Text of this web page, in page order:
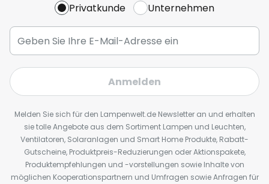
Privatkunde Unternehmen
Anmelden
Melden Sie sich für den Lampenwelt.de Newsletter an und erhalten
sie tolle Angebote aus dem Sortiment Lampen und Leuchten,
Ventilatoren, Solaranlagen und Smart Home Produkte, Rabatt-
Gutscheine, Produktpreis-Reduzierungen oder Aktionspakete,
Produktempfehlungen und -vorstellungen sowie Inhalte von
möglichen Kooperationspartnern und Umfragen sowie Anfragen für